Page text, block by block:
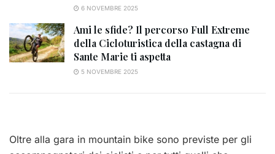
6 NOVEMBRE 2025
Ami le sfide? Il percorso Full Extreme
della Cicloturistica della castagna di
Sante Marie ti aspetta
5 NOVEMBRE 2025
Oltre alla gara in mountain bike sono previste per gli